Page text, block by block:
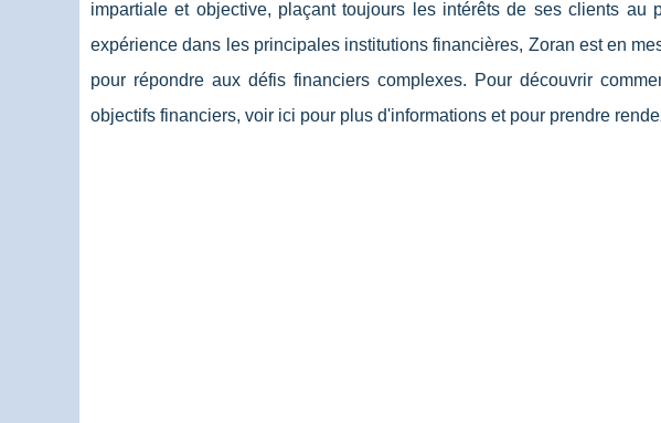
impartiale et objective, plaçant toujours les intérêts de ses clients au
expérience dans les principales institutions financières, Zoran est en
pour répondre aux défis financiers complexes. Pour découvrir
objectifs financiers, voir ici pour plus d'informations et pour prendre